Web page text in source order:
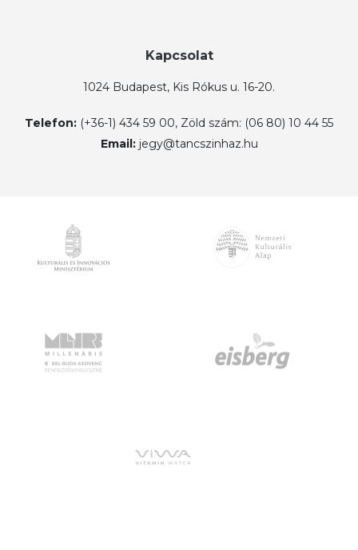
Kapcsolat
1024 Budapest, Kis Rókus u. 16-20.
Telefon: (+36-1) 434 59 00, Zöld szám: (06 80) 10 44 55
Email: jegy@tancszinhaz.hu